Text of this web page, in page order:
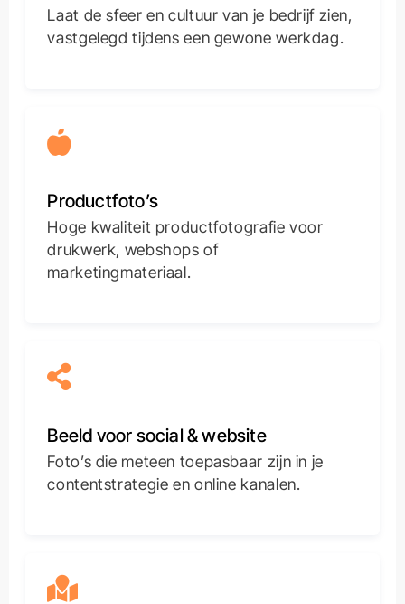
Laat de sfeer en cultuur van je bedrijf zien,
vastgelegd tijdens een gewone werkdag.
Productfoto’s
Hoge kwaliteit productfotografie voor
drukwerk, webshops of
marketingmateriaal.
Beeld voor social & website
Foto’s die meteen toepasbaar zijn in je
contentstrategie en online kanalen.